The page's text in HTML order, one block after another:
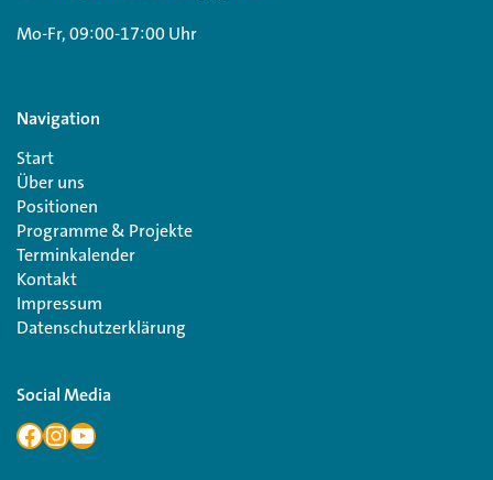
Mo-Fr, 09:00-17:00 Uhr
Navigation
Start
Über uns
Positionen
Programme & Projekte
Terminkalender
Kontakt
Impressum
Datenschutzerklärung
Social Media